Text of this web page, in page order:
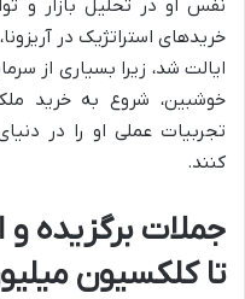
نفس او در تحلیل بازار و
خریدهای استراتژیک در
ایالت شد، زیرا بسیاری از
خوشبین، شروع به خرید
تجربیات عملی او را در
کنند.
جملات برگزیده و
تا کلکسیون